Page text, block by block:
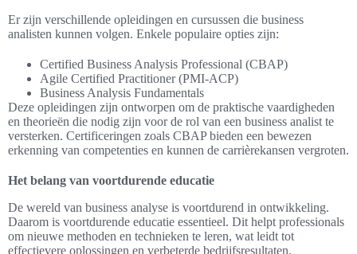
Er zijn verschillende opleidingen en cursussen die business
analisten kunnen volgen. Enkele populaire opties zijn:
Certified Business Analysis Professional (CBAP)
Agile Certified Practitioner (PMI-ACP)
Business Analysis Fundamentals
Deze opleidingen zijn ontworpen om de praktische vaardigheden
en theorieën die nodig zijn voor de rol van een business analist te
versterken. Certificeringen zoals CBAP bieden een bewezen
erkenning van competenties en kunnen de carrièrekansen vergroten.
Het belang van voortdurende educatie
De wereld van business analyse is voortdurend in ontwikkeling.
Daarom is voortdurende educatie essentieel. Dit helpt professionals
om nieuwe methoden en technieken te leren, wat leidt tot
effectievere oplossingen en verbeterde bedrijfsresultaten.